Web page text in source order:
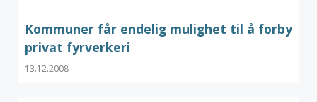
Kommuner får endelig mulighet til å forby
privat fyrverkeri
13.12.2008